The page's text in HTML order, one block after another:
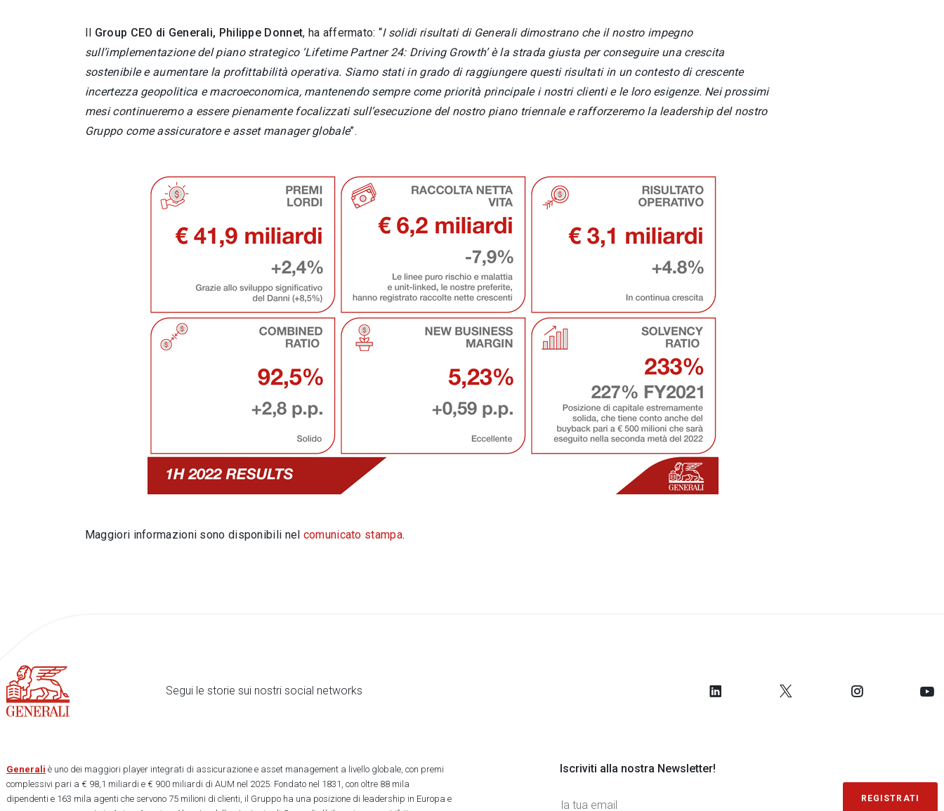
Group CEO di Generali, Philippe Donnet, ha affermato: “I solidi risultati di Generali dimostrano che il nostro impegno
sull’implementazione del piano strategico ‘Lifetime Partner 24: Driving Growth’ è la strada giusta per conseguire una crescita
sostenibile e aumentare la profittabilità operativa. Siamo stati in grado di raggiungere questi risultati in un contesto di crescente
incertezza geopolitica e macroeconomica, mantenendo sempre come priorità principale i nostri clienti e le loro esigenze. Nei prossimi
mesi continueremo a essere pienamente focalizzati sull’esecuzione del nostro piano triennale e rafforzeremo la leadership del nostro
Gruppo come assicuratore e asset manager globale”.
Maggiori informazioni sono disponibili nel comunicato stampa.
Segui le storie sui nostri social networks
Iscriviti alla nostra Newsletter!
REGISTRATI
Generali è uno dei maggiori player integrati di assicurazione e asset management a livello globale, con premi
complessivi pari a € 98,1 miliardi e € 900 miliardi di AUM nel 2025. Fondato nel 1831, con oltre 88 mila
dipendenti e 163 mila agenti che servono 75 milioni di clienti, il Gruppo ha una posizione di leadership in Europa e